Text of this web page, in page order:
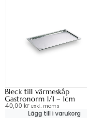
Bleck till värmeskåp
Gastronorm 1/1 – 1cm
40,00 kr exkl. moms
Lägg till i varukorg